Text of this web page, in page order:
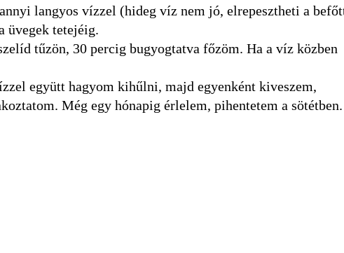
langyos vízzel (hideg víz nem jó, elrepesztheti a
üvegek tetejéig.
tűzön, 30 percig bugyogtatva főzöm. Ha a víz közben
együtt hagyom kihűlni, majd egyenként kiveszem,
Még egy hónapig érlelem, pihentetem a sötétben.